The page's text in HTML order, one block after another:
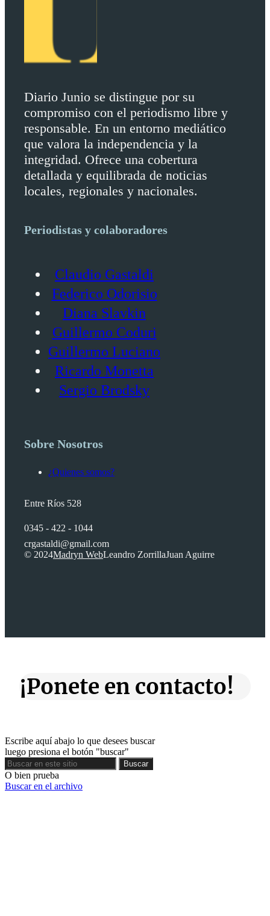
Diario Junio se distingue por su
compromiso con el periodismo libre y
responsable. En un entorno mediático
que valora la independencia y la
integridad. Ofrece una cobertura
detallada y equilibrada de noticias
locales, regionales y nacionales.
Periodistas y colaboradores
Claudio Gastaldi
Federico Odorisio
Diana Slavkin
Guillermo Coduri
Guillermo Luciano
Ricardo Monetta
Sergio Brodsky
Sobre Nosotros
¿Quienes somos?
Entre Ríos 528
0345 - 422 - 1044
crgastaldi@gmail.com
© 2024Madryn WebLeandro ZorrillaJuan Aguirre
¡Ponete en contacto!
Escribe aquí abajo lo que desees buscar
luego presiona el botón "buscar"
Buscar
Buscar
O bien prueba
Buscar en el archivo